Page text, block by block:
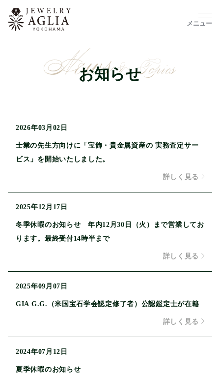
メニュー
お知らせ
2026年03月02日
士業の先生方向けに「宝飾・貴金属資産の 実務査定サー
ビス」を開始いたしました。
詳しく見る
2025年12月17日
冬季休暇のお知らせ 年内12月30日（火）まで営業してお
ります。最終受付14時半まで
詳しく見る
2025年09月07日
GIA G.G.（米国宝石学会認定修了者）公認鑑定士が在籍
詳しく見る
2024年07月12日
夏季休暇のお知らせ